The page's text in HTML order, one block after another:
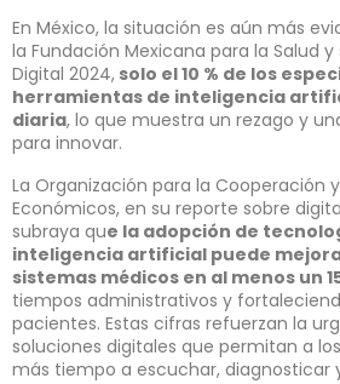
En México, la situación es aún más
la Fundación Mexicana para la Salud
Digital 2024, solo el 10 % de los
herramientas de inteligencia
diaria, lo que muestra un rezago y
para innovar.
La Organización para la Cooperación
Económicos, en su reporte sobre
subraya que la adopción de
inteligencia artificial puede
sistemas médicos en al menos un
tiempos administrativos y
pacientes. Estas cifras refuerzan la
soluciones digitales que permitan a
más tiempo a escuchar, diagnosticar